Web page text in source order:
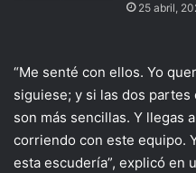
25 abril,
“Me senté con ellos. Yo
siguiese; y si las dos partes
son más sencillas. Y llegas
corriendo con este equipo.
esta escudería”, explicó en